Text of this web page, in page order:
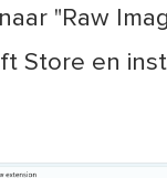
"Raw
Store en